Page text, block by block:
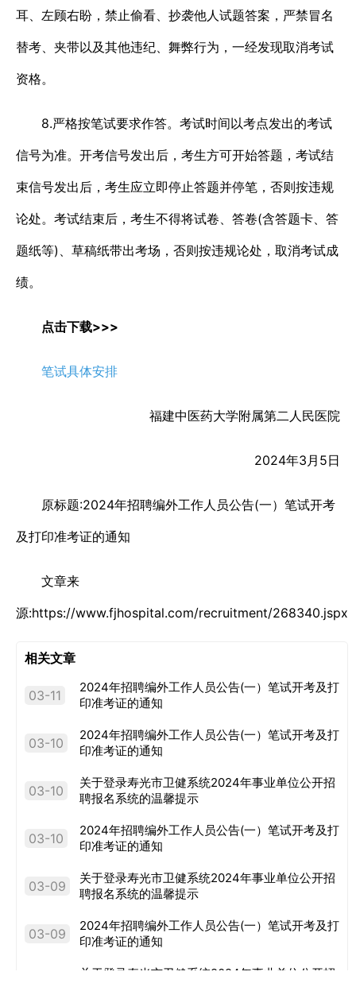
耳、左顾右盼，禁止偷看、抄袭他人试题答案，严禁冒名
替考、夹带以及其他违纪、舞弊行为，一经发现取消考试
资格。
8.严格按笔试要求作答。考试时间以考点发出的考试
信号为准。开考信号发出后，考生方可开始答题，考试结
束信号发出后，考生应立即停止答题并停笔，否则按违规
论处。考试结束后，考生不得将试卷、答卷(含答题卡、答
题纸等)、草稿纸带出考场，否则按违规论处，取消考试成
绩。
点击下载>>>
笔试具体安排
福建中医药大学附属第二人民医院
2024年3月5日
原标题:2024年招聘编外工作人员公告(一）笔试开考
及打印准考证的通知
文章来
源:https://www.fjhospital.com/recruitment/268340.jspx
相关文章
03-11
2024年招聘编外工作人员公告(一）笔试开考及打
印准考证的通知
03-10
2024年招聘编外工作人员公告(一）笔试开考及打
印准考证的通知
03-10
关于登录寿光市卫健系统2024年事业单位公开招
聘报名系统的温馨提示
03-10
2024年招聘编外工作人员公告(一）笔试开考及打
印准考证的通知
03-09
关于登录寿光市卫健系统2024年事业单位公开招
聘报名系统的温馨提示
03-09
2024年招聘编外工作人员公告(一）笔试开考及打
印准考证的通知
关于登录寿光市卫健系统2024年事业单位公开招